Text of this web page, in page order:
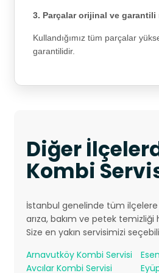
3. Parçalar orijinal ve garantili
Kullandığımız tüm parçalar
garantilidir.
Diğer
Kombi
İstanbul genelinde tüm ilçelere
arıza, bakım ve petek
Size en yakın servisimizi
Arnavutköy Kombi Servisi
Avcılar Kombi Servisi